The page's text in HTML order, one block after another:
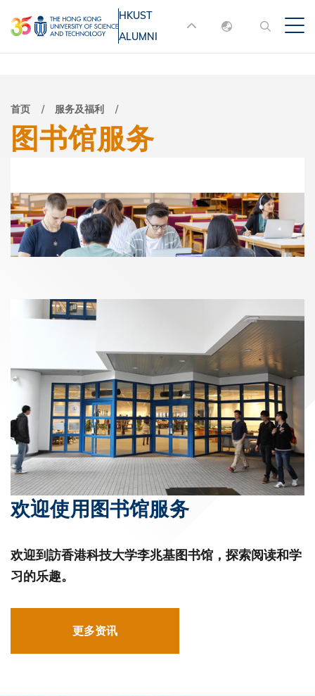
转
到
内
MORE ABOUT HKUST
UNIVERSITY NEWS
ACADEMIC
LIFE@HKUST
MAP & DIRECTIONS
HKUST
ALUMNI
English
面
包
首页 服务及福利
图书馆服务
欢迎使用图书馆服务
欢迎到訪香港科技大学李兆基图书馆，探索阅读和学
习的乐趣。
更多资讯